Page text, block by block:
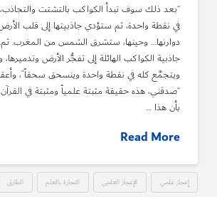
“بعد ذلك سوف تبدأ الكواكب بالتشتت
في نقطة واحدة، ثم ستؤدي جاذبيتها إلى قلب
دوارنها… وحينها، ستشرق الشمس من المغرب.
جاذبية الكواكب الهائلة إلى تفجُّر الأرض
ويتجمَّع كله في نقطة واحدة وينسحق سحقاً”،
“صدقني، هذه حقيقة مثبتة علمياً ومثبتة في
بأن هذا …
Read More
إعجاز علمي الإعجاز العلمي التجارة بالعلم الطارق